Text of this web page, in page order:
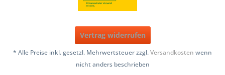
Vertrag widerrufen
* Alle Preise inkl. gesetzl. Mehrwertsteuer zzgl.Versandkosten wenn
nicht anders beschrieben